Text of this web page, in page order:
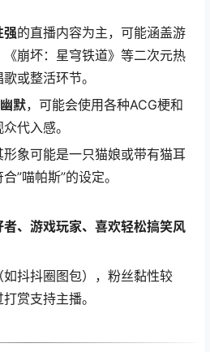
强的直播内容为主，可能涵盖游
崩坏：星穹铁道》等二次元热
或整活环节。
默，可能会使用各种ACG梗和
代入感。
形象可能是一只猫娘或带有猫耳
”喵帕斯”的设定。
者、游戏玩家、喜欢轻松搞笑风
抖抖圈图包），粉丝黏性较
赏支持主播。